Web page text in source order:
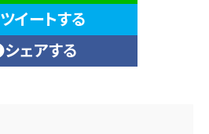
ツイートする
シェアする